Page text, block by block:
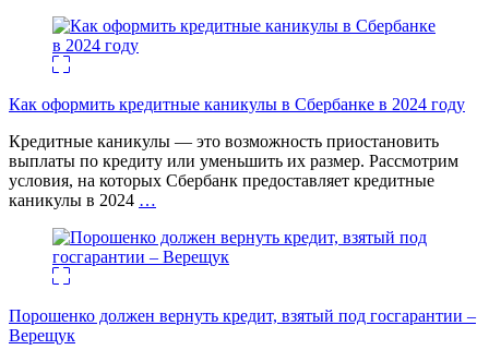
Как оформить кредитные каникулы в Сбербанке в 2024 году
Кредитные каникулы — это возможность приостановить
выплаты по кредиту или уменьшить их размер. Рассмотрим
условия, на которых Сбербанк предоставляет кредитные
каникулы в 2024 …
Порошенко должен вернуть кредит, взятый под госгарантии –
Верещук